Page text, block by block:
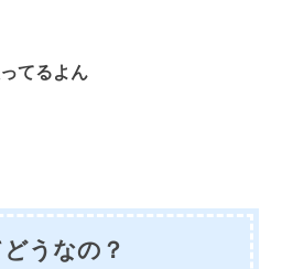
てるよん
うなの？